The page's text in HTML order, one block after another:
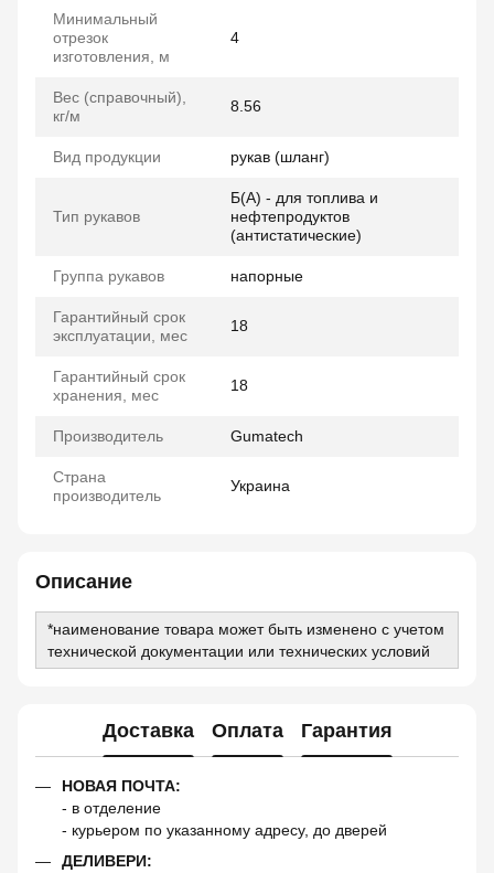
Минимальный
отрезок
изготовления, м
4
Вес (справочный),
кг/м
8.56
Вид продукции рукав (шланг)
Тип рукавов
Б(А) - для топлива и
нефтепродуктов
(антистатические)
Группа рукавов напорные
Гарантийный срок
эксплуатации, мес
18
Гарантийный срок
хранения, мес
18
Производитель Gumatech
Страна
производитель
Украина
Описание
*наименование товара может быть изменено с учетом
технической документации или технических условий
Доставка Оплата Гарантия
НОВАЯ ПОЧТА:
- в отделение
- курьером по указанному адресу, до дверей
ДЕЛИВЕРИ: